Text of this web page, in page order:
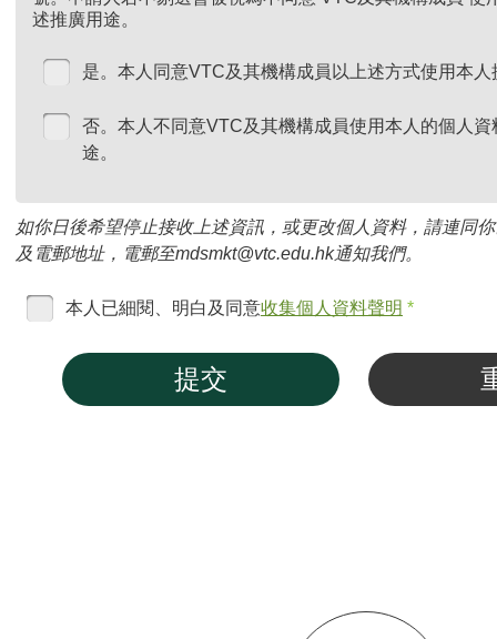
述推廣用途。
是。本人同意VTC及其機構成員以上述方式使用本
否。本人不同意VTC及其機構成員使用本人的個人
途。
如你日後希望停止接收上述資訊，或更改個人資料，請連同
及電郵地址，電郵至mdsmkt@vtc.edu.hk通知我們。
本人已細閱、明白及同意收集個人資料聲明 *
提交